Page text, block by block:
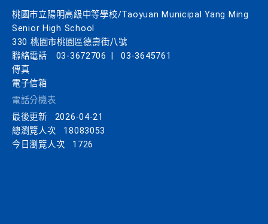
桃園市立陽明高級中等學校/Taoyuan Municipal Yang Ming
Senior High School
330 桃園市桃園區德壽街八號
聯絡電話
03-3672706
03-3645761
傳真
電子信箱
電話分機表
最後更新
2026-04-21
總瀏覽人次
18083053
今日瀏覽人次
1726